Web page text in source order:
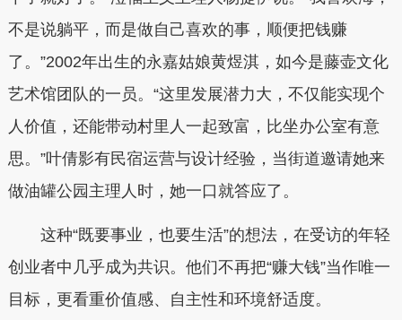
不是说躺平，而是做自己喜欢的事，顺便把钱赚
了。”2002年出生的永嘉姑娘黄煜淇，如今是藤壶文化
艺术馆团队的一员。“这里发展潜力大，不仅能实现个
人价值，还能带动村里人一起致富，比坐办公室有意
思。”叶倩影有民宿运营与设计经验，当街道邀请她来
做油罐公园主理人时，她一口就答应了。
这种“既要事业，也要生活”的想法，在受访的年轻
创业者中几乎成为共识。他们不再把“赚大钱”当作唯一
目标，更看重价值感、自主性和环境舒适度。